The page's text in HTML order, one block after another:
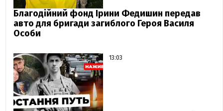
Благодійний фонд Ірини Федишин передав
авто для бригади загиблого Героя Василя
Особи
13:03